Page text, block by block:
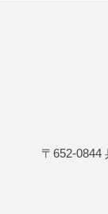
〒652-0844